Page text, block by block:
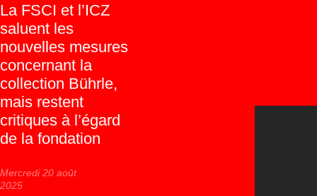
La FSCI et l’ICZ
saluent les
nouvelles mesures
concernant la
collection Bührle,
mais restent
critiques à l’égard
de la fondation
Mercredi 20 août
2025